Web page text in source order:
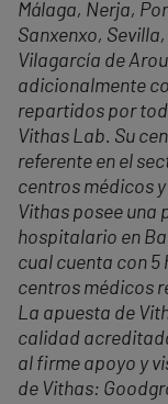
Málaga, Nerja,
Sanxenxo,
Vilagarcía de
adicionalmente
repartidos por
Vithas Lab. Su
referente en el
centros médicos
Vithas posee una
hospitalario en
cual cuenta con 5
centros médicos
La apuesta de
calidad
al firme apoyo y
de Vithas: